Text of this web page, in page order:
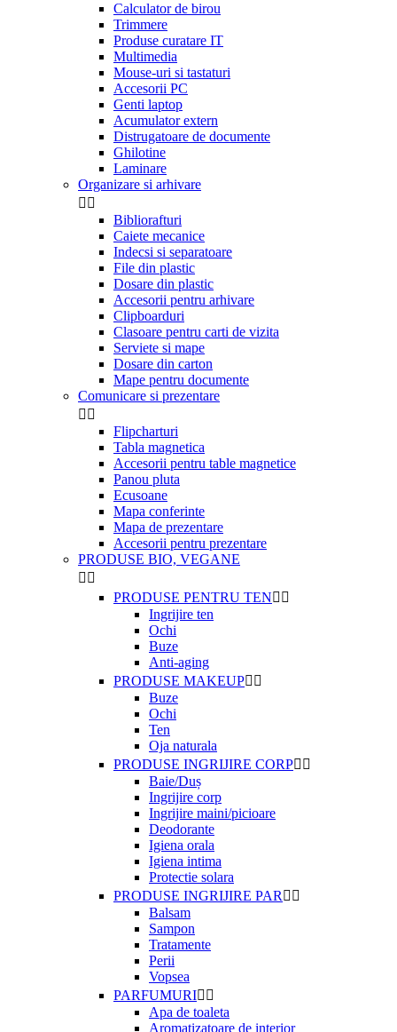
Calculator de birou
Trimmere
Produse curatare IT
Multimedia
Mouse-uri si tastaturi
Accesorii PC
Genti laptop
Acumulator extern
Distrugatoare de documente
Ghilotine
Laminare
Organizare si arhivare
 
Bibliorafturi
Caiete mecanice
Indecsi si separatoare
File din plastic
Dosare din plastic
Accesorii pentru arhivare
Clipboarduri
Clasoare pentru carti de vizita
Serviete si mape
Dosare din carton
Mape pentru documente
Comunicare si prezentare
 
Flipcharturi
Tabla magnetica
Accesorii pentru table magnetice
Panou pluta
Ecusoane
Mapa conferinte
Mapa de prezentare
Accesorii pentru prezentare
PRODUSE BIO, VEGANE
 
PRODUSE PENTRU TEN 
Ingrijire ten
Ochi
Buze
Anti-aging
PRODUSE MAKEUP 
Buze
Ochi
Ten
Oja naturala
PRODUSE INGRIJIRE CORP 
Baie/Duș
Ingrijire corp
Ingrijire maini/picioare
Deodorante
Igiena orala
Igiena intima
Protectie solara
PRODUSE INGRIJIRE PAR  
Balsam
Sampon
Tratamente
Perii
Vopsea
PARFUMURI 
Apa de toaleta
Aromatizatoare de interior